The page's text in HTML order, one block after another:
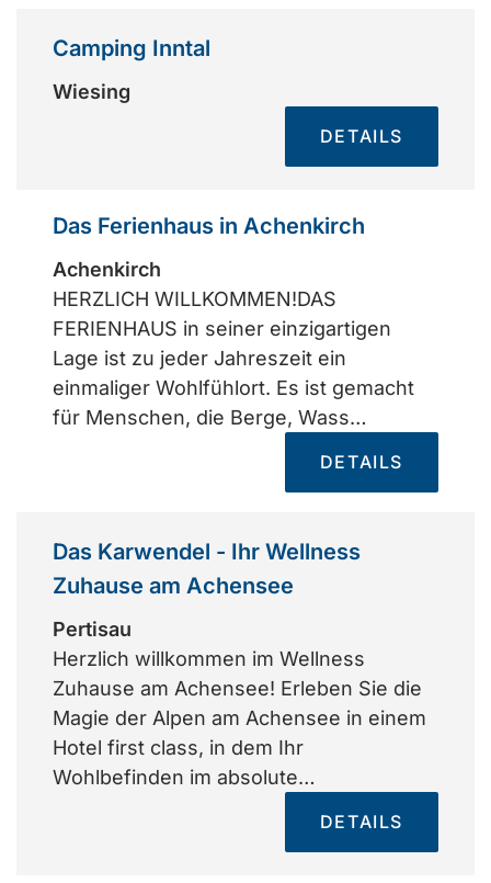
Camping Inntal
Wiesing
DETAILS
Das Ferienhaus in Achenkirch
Achenkirch
HERZLICH WILLKOMMEN!DAS
FERIENHAUS in seiner einzigartigen
Lage ist zu jeder Jahreszeit ein
einmaliger Wohlfühlort. Es ist gemacht
für Menschen, die Berge, Wass…
DETAILS
Das Karwendel - Ihr Wellness
Zuhause am Achensee
Pertisau
Herzlich willkommen im Wellness
Zuhause am Achensee! Erleben Sie die
Magie der Alpen am Achensee in einem
Hotel first class, in dem Ihr
Wohlbefinden im absolute…
DETAILS